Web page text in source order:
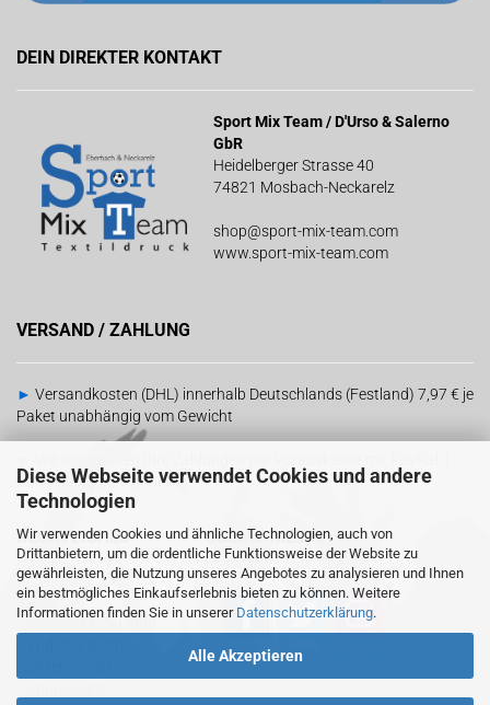
Diese Webseite verwendet Cookies und andere
Technologien
Wir verwenden Cookies und ähnliche Technologien, auch von
Drittanbietern, um die ordentliche Funktionsweise der Website zu
gewährleisten, die Nutzung unseres Angebotes zu analysieren und Ihnen
ein bestmögliches Einkaufserlebnis bieten zu können. Weitere
Informationen finden Sie in unserer Datenschutzerklärung.
Alle Akzeptieren
DEIN DIREKTER KONTAKT
Sport Mix Team / D'Urso & Salerno
GbR
Heidelberger Strasse 40
74821 Mosbach-Neckarelz
shop@sport-mix-team.com
www.sport-mix-team.com
VERSAND / ZAHLUNG
► Versandkosten (DHL) innerhalb Deutschlands (Festland) 7,97 € je
Paket unabhängig vom Gewicht
Barzahlung bei Abholung
RECHTLICHES
-AGB
-Versand & Zahlung
SOCIAL MEDIA
Sind wir schonmiteinander vernetzt?